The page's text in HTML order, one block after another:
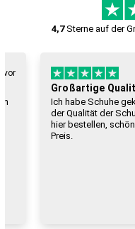
4,7Sterne auf der
zuvor
mit
Die beste
Ich kaufe hier
der Qualität
zufrieden! Top